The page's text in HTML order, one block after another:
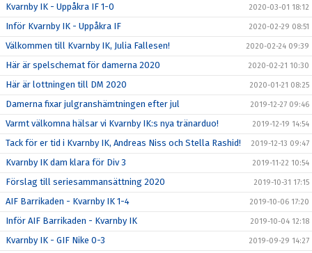
Kvarnby IK - Uppåkra IF 1-0 2020-03-01 18:12
Inför Kvarnby IK - Uppåkra IF 2020-02-29 08:51
Välkommen till Kvarnby IK, Julia Fallesen! 2020-02-24 09:39
Här är spelschemat för damerna 2020 2020-02-21 10:30
Här är lottningen till DM 2020 2020-01-21 08:25
Damerna fixar julgranshämtningen efter jul 2019-12-27 09:46
Varmt välkomna hälsar vi Kvarnby IK:s nya tränarduo! 2019-12-19 14:54
Tack för er tid i Kvarnby IK, Andreas Niss och Stella Rashid! 2019-12-13 09:47
Kvarnby IK dam klara för Div 3 2019-11-22 10:54
Förslag till seriesammansättning 2020 2019-10-31 17:15
AIF Barrikaden - Kvarnby IK 1-4 2019-10-06 17:20
Inför AIF Barrikaden - Kvarnby IK 2019-10-04 12:18
Kvarnby IK - GIF Nike 0-3 2019-09-29 14:27